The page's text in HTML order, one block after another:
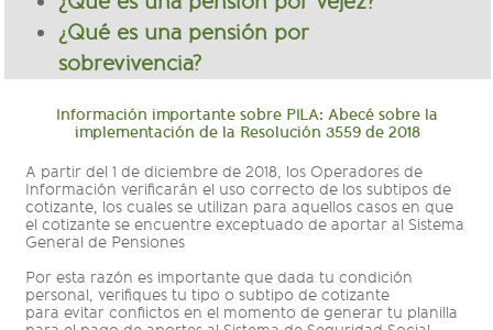
¿Qué es una pensión por
sobrevivencia?
Información importante sobre PILA: Abecé sobre la
implementación de la Resolución 3559 de 2018
A partir del 1 de diciembre de 2018, los Operadores de
Información verificarán el uso correcto de los subtipos de
cotizante, los cuales se utilizan para aquellos casos en que
el cotizante se encuentre exceptuado de aportar al Sistema
General de Pensiones
Por esta razón es importante que dada tu condición
personal, verifiques tu tipo o subtipo de cotizante
para evitar conflictos en el momento de generar tu planilla